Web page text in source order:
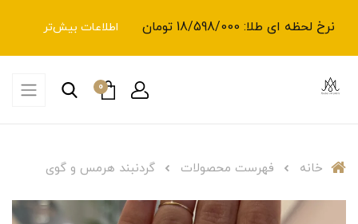
نرخ لحظه ای طلا: 18/598/000 تومان اطلاعات بیش‌تر
0
خانه فهرست محصولات گردنبند هرمس و گوی